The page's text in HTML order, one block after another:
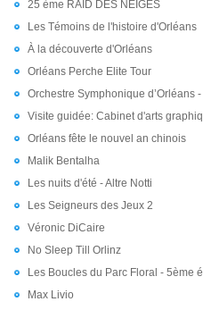
25 ème RAID DES NEIGES
Les Témoins de l'histoire d'Orléans
À la découverte d'Orléans
Orléans Perche Elite Tour
Orchestre Symphonique d’Orléans
Visite guidée: Cabinet d'arts
Orléans fête le nouvel an chinois
Malik Bentalha
Les nuits d'été - Altre Notti
Les Seigneurs des Jeux 2
Véronic DiCaire
No Sleep Till Orlinz
Les Boucles du Parc Floral - 5ème
Max Livio